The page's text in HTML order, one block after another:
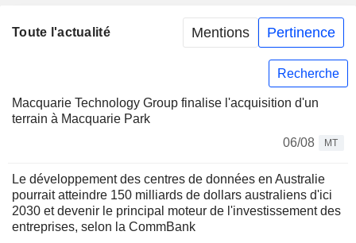
Toute l'actualité Mentions Pertinence
Recherche
Macquarie Technology Group finalise l'acquisition d'un
terrain à Macquarie Park
06/08
MT
Le développement des centres de données en Australie
pourrait atteindre 150 milliards de dollars australiens d'ici
2030 et devenir le principal moteur de l'investissement des
entreprises, selon la CommBank